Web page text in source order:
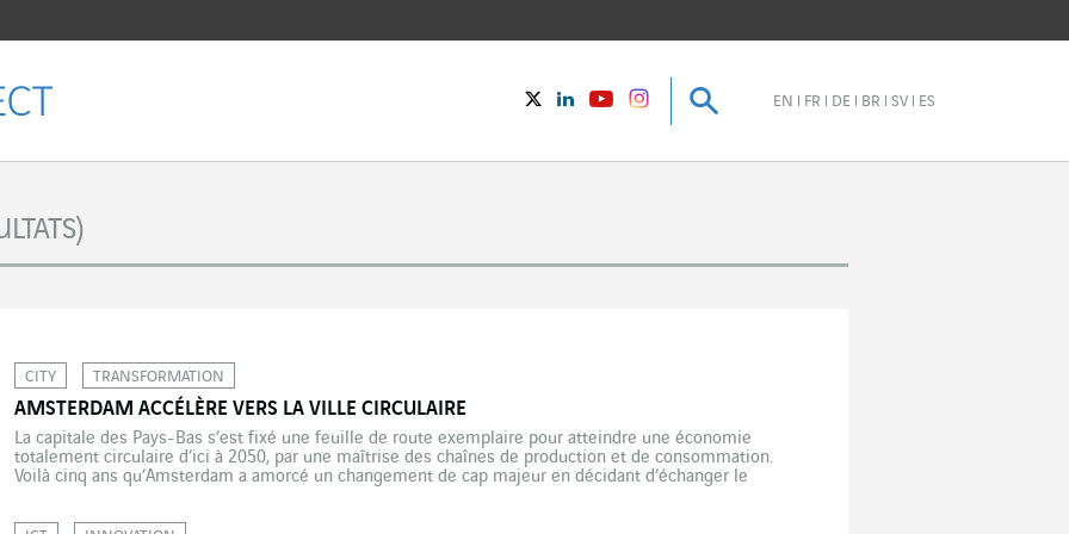
TwitterLinkedInYoutubeinstagram Recherche
EN FR DE BR SV ES
Recherche
CITY TRANSFORMATION
AMSTERDAM ACCÉLÈRE VERS LA VILLE CIRCULAIRE
La capitale des Pays-Bas s’est fixé une feuille de route exemplaire pour atteindre une économie
totalement circulaire d’ici à 2050, par une maîtrise des chaînes de production et de consommation.
Voilà cinq ans qu’Amsterdam a amorcé un changement de cap majeur en décidant d’échanger le